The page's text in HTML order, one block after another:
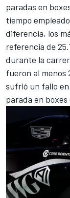
paradas en
tiempo
diferencia, los
referencia de
durante la
fueron al menos
sufrió un fallo
parada en